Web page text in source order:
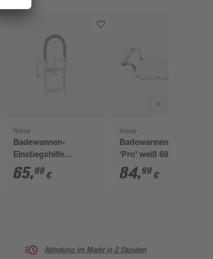
Ridder
Badewannen-
Einstiegshilfe
'Comfort' weiß, 54
cm, bis 100 kg
65,99 €
Ridder
Badewannen-Sitz
'Pro' weiß 68 - 82,3 x
29,5 x 18 cm
84,99 €
Abholung im Markt in 2 Stunden